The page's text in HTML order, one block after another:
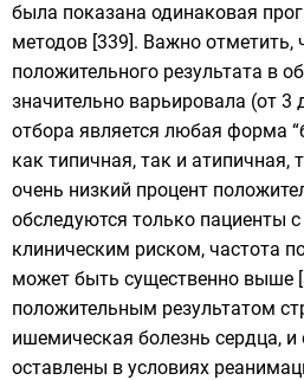
была показана одинаковая
методов [339]. Важно отметить,
положительного результата в
значительно варьировала (от 3
отбора является любая форма
как типичная, так и
очень низкий процент
обследуются только пациенты
клиническим риском, частота
может быть существенно выше
положительным результатом
ишемическая болезнь сердца,
оставлены в условиях